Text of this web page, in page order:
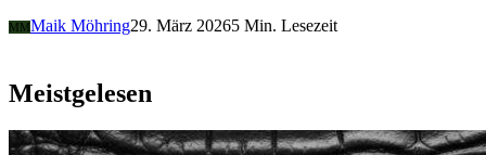
MM Maik Möhring29. März 20265 Min. Lesezeit
Meistgelesen